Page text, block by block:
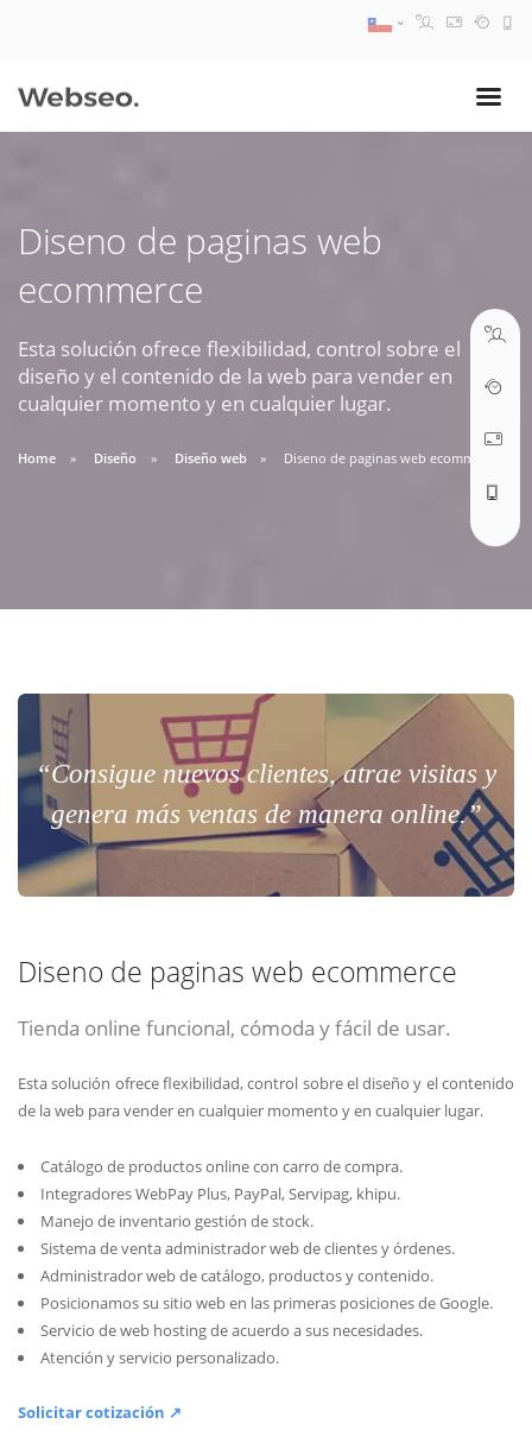
Diseno de paginas web
ecommerce
Esta solución ofrece flexibilidad, control sobre el
diseño y el contenido de la web para vender en
cualquier momento y en cualquier lugar.
Home Diseño Diseño web Diseno de paginas web ecommerce
“Consigue nuevos clientes, atrae visitas y
genera más ventas de manera online.”
Diseno de paginas web ecommerce
Tienda online funcional, cómoda y fácil de usar.
Esta solución ofrece flexibilidad, control sobre el diseño y el contenido
de la web para vender en cualquier momento y en cualquier lugar.
Catálogo de productos online con carro de compra.
Integradores WebPay Plus, PayPal, Servipag, khipu.
Manejo de inventario gestión de stock.
Sistema de venta administrador web de clientes y órdenes.
Administrador web de catálogo, productos y contenido.
Posicionamos su sitio web en las primeras posiciones de Google.
Servicio de web hosting de acuerdo a sus necesidades.
Atención y servicio personalizado.
Solicitar cotización ↗
09:30 AM A 18:30 PM
soporte@webseo.cl
ABRIR TICKET